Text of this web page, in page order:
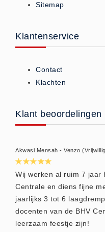
ISO 9001 Begeleiding
Inspectiecentrale
Ons Team
Nieuws
Contact
Klachten
Privacy
Retourneren
Algemene Voorwaarden
Vacatures
Winkel
Sitemap
Klantenservice
Contact
Klachten
Klant beoordelingen
Akwasi Mensah - Venzo
Wij werken al ruim 7 jaar
Centrale en diens fijne
jaarlijks 3 tot 6
docenten van de BHV
leerzaam feestje zijn!